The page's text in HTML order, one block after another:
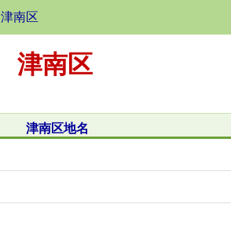
津南区
津南区
津南区地名